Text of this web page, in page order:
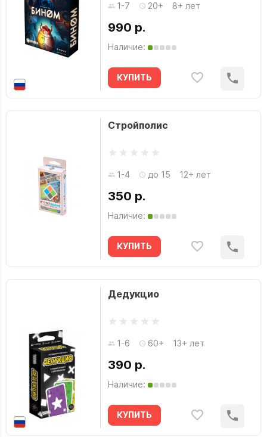
1-7 20+ 8+ лет
990 р.
Наличие:
КУПИТЬ
Стройполис
1-4 до 15 12+ лет
350 р.
Наличие:
КУПИТЬ
Дедукцио
1-6 60+ 13+ лет
390 р.
Наличие:
КУПИТЬ